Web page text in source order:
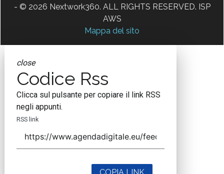
- © 2026 Nextwork360. ALL RIGHTS RESERVED. ISP
AWS
Mappa del sito
close
Codice Rss
Clicca sul pulsante per copiare il link RSS
negli appunti.
RSS link
COPIA LINK